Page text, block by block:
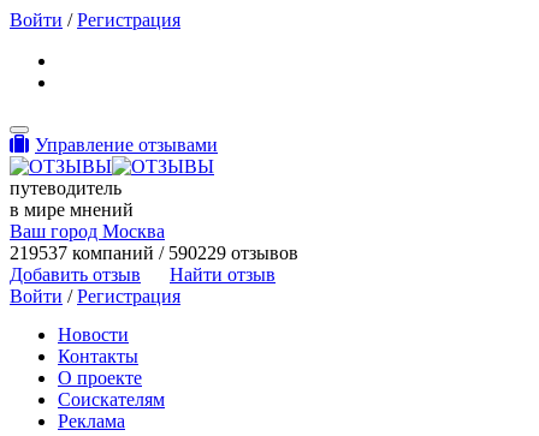
Войти /Регистрация
Toggle navigation
Управление отзывами
путеводитель
в мире мнений
Ваш город Москва
219537 компаний / 590229 отзывов
Добавить отзыв
Найти отзыв
Войти /Регистрация
Новости
Контакты
О проекте
Соискателям
Реклама